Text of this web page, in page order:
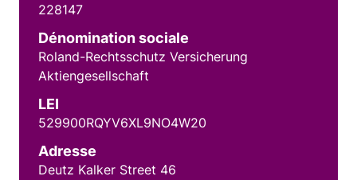
228147
Dénomination sociale
Roland-Rechtsschutz Versicherung
Aktiengesellschaft
LEI
529900RQYV6XL9NO4W20
Adresse
Deutz Kalker Street 46